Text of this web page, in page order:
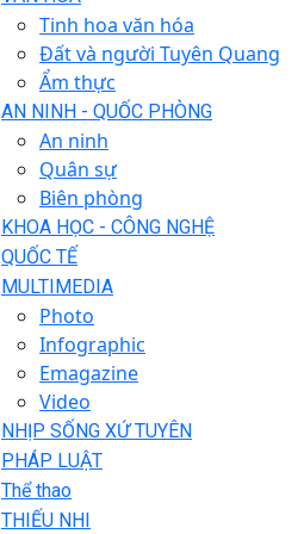
Tinh hoa văn hóa
Đất và người Tuyên Quang
Ẩm thực
AN NINH - QUỐC PHÒNG
An ninh
Quân sự
Biên phòng
KHOA HỌC - CÔNG NGHỆ
QUỐC TẾ
MULTIMEDIA
Photo
Infographic
Emagazine
Video
NHỊP SỐNG XỨ TUYÊN
PHÁP LUẬT
Thể thao
THIẾU NHI